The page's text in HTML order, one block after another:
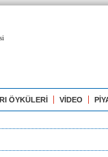
ÖYKÜLERİ VİDEO